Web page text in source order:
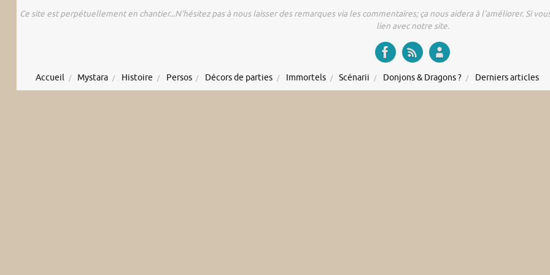
Ce site est perpétuellement en chantier...N'hésitez pas à nous laisser des remarques via les commentaires; ça nous aidera à l'améliorer. Si
lien avec notre site.
Accueil Mystara Histoire Persos Décors de parties Immortels Scénarii Donjons & Dragons ? Derniers articles